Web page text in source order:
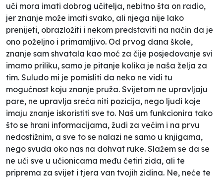
uči mora imati dobrog učitelja, nebitno šta on radio,
jer znanje može imati svako, ali njega nije lako
prenijeti, obrazložiti i nekom predstaviti na način da je
ono poželjno i primamljivo. Od prvog dana škole,
znanje sam shvatala kao moć za čije posjedovanje svi
imamo priliku, samo je pitanje kolika je naša želja za
tim. Suludo mi je pomisliti da neko ne vidi tu
mogućnost koju znanje pruža. Svijetom ne upravljaju
pare, ne upravlja sreća niti pozicija, nego ljudi koje
imaju znanje iskoristiti sve to. Naš um funkcionira tako
što se hrani informacijama, žudi za većim i na prvu
nedostižnim, a sve to se nalazi ne samo u knjigama,
nego svuda oko nas na dohvat ruke. Slažem se da se
ne uči sve u učionicama među četiri zida, ali te
priprema za svijet i tjera van tvojih zidina. Ne, neće te